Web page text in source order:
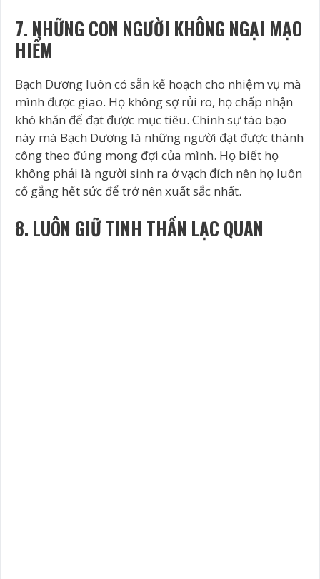
7. NHỮNG CON NGƯỜI KHÔNG NGẠI MẠO
HIỂM
Bạch Dương luôn có sẵn kế hoạch cho nhiệm vụ mà
mình được giao. Họ không sợ rủi ro, họ chấp nhận
khó khăn để đạt được mục tiêu. Chính sự táo bạo
này mà Bạch Dương là những người đạt được thành
công theo đúng mong đợi của mình. Họ biết họ
không phải là người sinh ra ở vạch đích nên họ luôn
cố gắng hết sức để trở nên xuất sắc nhất.
8. LUÔN GIỮ TINH THẦN LẠC QUAN